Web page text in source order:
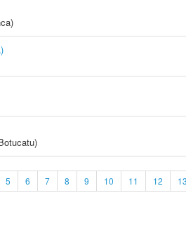
5 6 7 8 9 10 11 12 13